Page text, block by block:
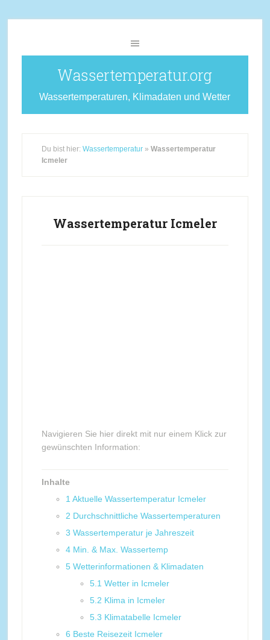
Wassertemperatur.org
Wassertemperaturen, Klimadaten und Wetter
Du bist hier: Wassertemperatur» Wassertemperatur
Icmeler
Wassertemperatur Icmeler
Navigieren Sie hier direkt mit nur einem Klick zur
gewünschten Information:
Inhalte
1 Aktuelle Wassertemperatur Icmeler
2 Durchschnittliche Wassertemperaturen
3 Wassertemperatur je Jahreszeit
4 Min. & Max. Wassertemp
5 Wetterinformationen & Klimadaten
5.1 Wetter in Icmeler
5.2 Klima in Icmeler
5.3 Klimatabelle Icmeler
6 Beste Reisezeit Icmeler